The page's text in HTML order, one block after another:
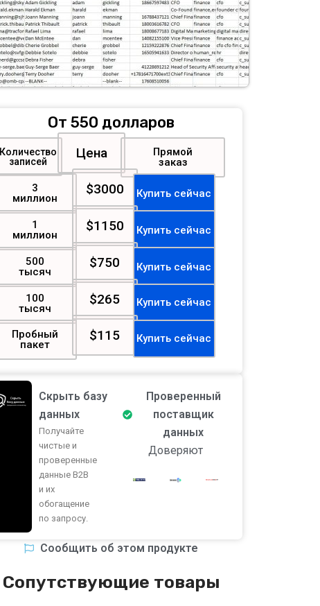
От 550 долларов
Количество
записей
Цена
Прямой
заказ
3
миллион
$3000 Купить сейчас
1
миллион
$1150 Купить сейчас
500
тысяч
$750 Купить сейчас
100
тысяч
$265 Купить сейчас
Пробный
пакет
$115 Купить сейчас
Скрыть базу
данных
Получайте
чистые и
проверенные
данные B2B
и их
обогащение
по запросу.
Проверенный
поставщик
данных
Доверяют
Сообщить об этом продукте
Сопутствующие товары